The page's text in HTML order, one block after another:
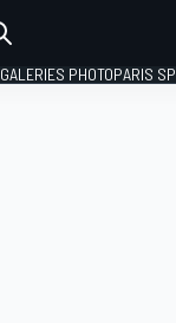
GALERIES PHOTOPARIS